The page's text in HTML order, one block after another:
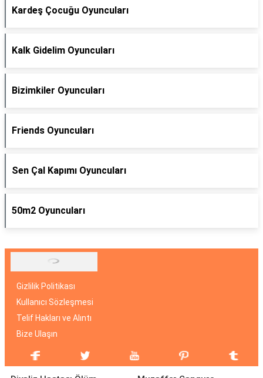
Kardeş Çocuğu Oyuncuları
Kalk Gidelim Oyuncuları
Bizimkiler Oyuncuları
Friends Oyuncuları
Sen Çal Kapımı Oyuncuları
50m2 Oyuncuları
Gizlilik Politikası
Kullanıcı Sözleşmesi
Telif Hakları ve Alıntı
Bize Ulaşın